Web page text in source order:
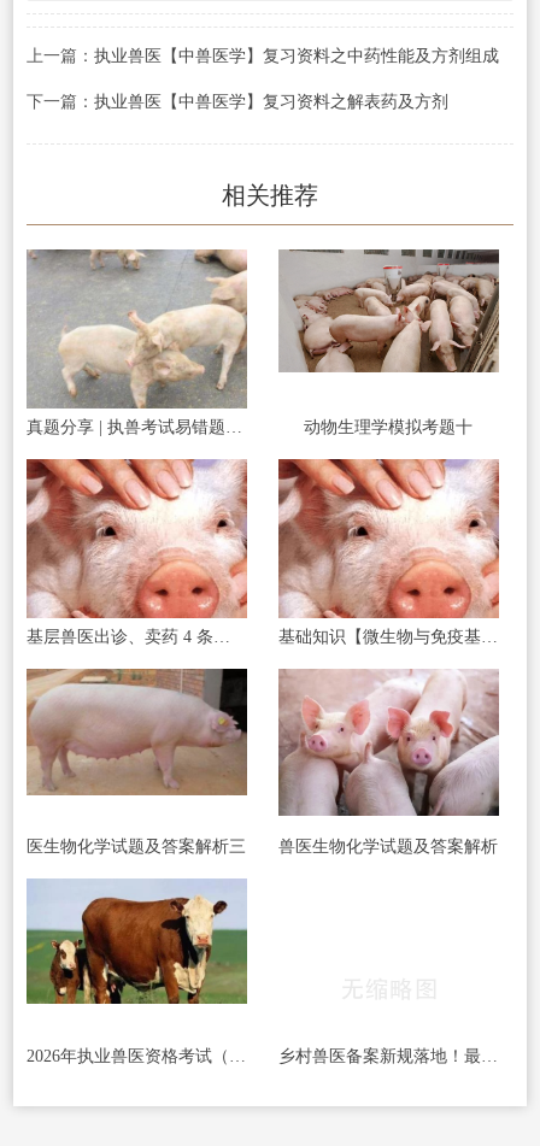
上一篇： 执业兽医【中兽医学】复习资料之中药性能及方剂组成
下一篇： 执业兽医【中兽医学】复习资料之解表药及方剂
相关推荐
动物生理学模拟考题十
基础知识【微生物与免疫基础】
医生物化学试题及答案解析三 兽医生物化学试题及答案解析